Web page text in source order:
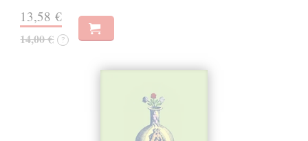
13,58 €
14,00 € ?